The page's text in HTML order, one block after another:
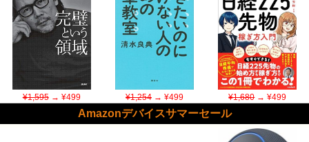
¥1,595→ ¥499 ¥1,254→ ¥499 ¥1,680→ ¥499
Amazonデバイスサマーセール